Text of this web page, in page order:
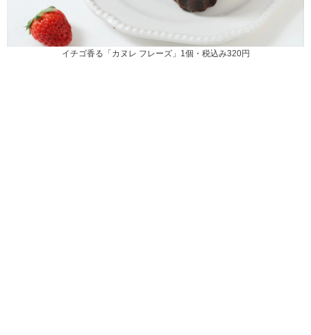
イチゴ香る「カヌレ フレーズ」1個・税込み320円